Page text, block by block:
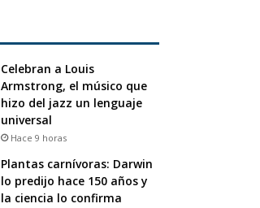
Celebran a Louis
Armstrong, el músico que
hizo del jazz un lenguaje
universal
Hace 9 horas
Plantas carnívoras: Darwin
lo predijo hace 150 años y
la ciencia lo confirma